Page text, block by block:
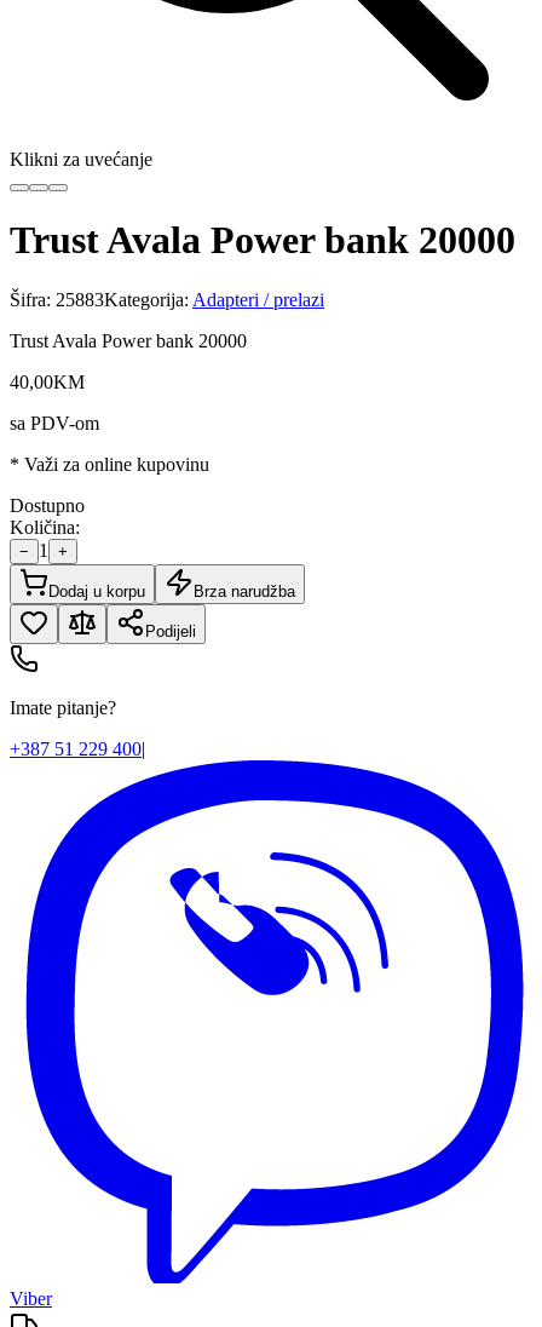
Klikni za uvećanje
Trust Avala Power bank 20000
Šifra: 25883Kategorija: Adapteri / prelazi
Trust Avala Power bank 20000
40,00KM
sa PDV-om
* Važi za online kupovinu
Dostupno
Količina:
− 1 +
Dodaj u korpu Brza narudžba
Podijeli
Imate pitanje?
+387 51 229 400|
Viber